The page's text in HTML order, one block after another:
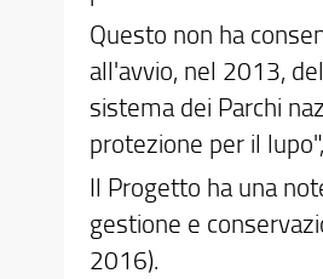
Questo non ha
all'avvio, nel 2013, del
sistema dei Parchi
protezione per il
Il Progetto ha una
gestione e
2016).